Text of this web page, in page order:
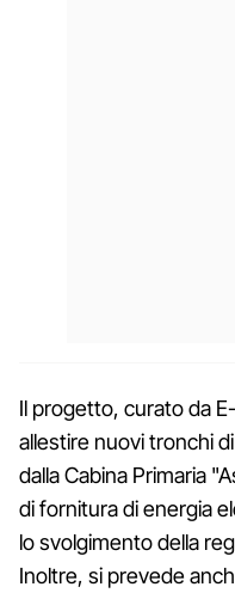
Il progetto, curato da
allestire nuovi tronchi
dalla Cabina Primaria
di fornitura di energia
lo svolgimento della
Inoltre, si prevede